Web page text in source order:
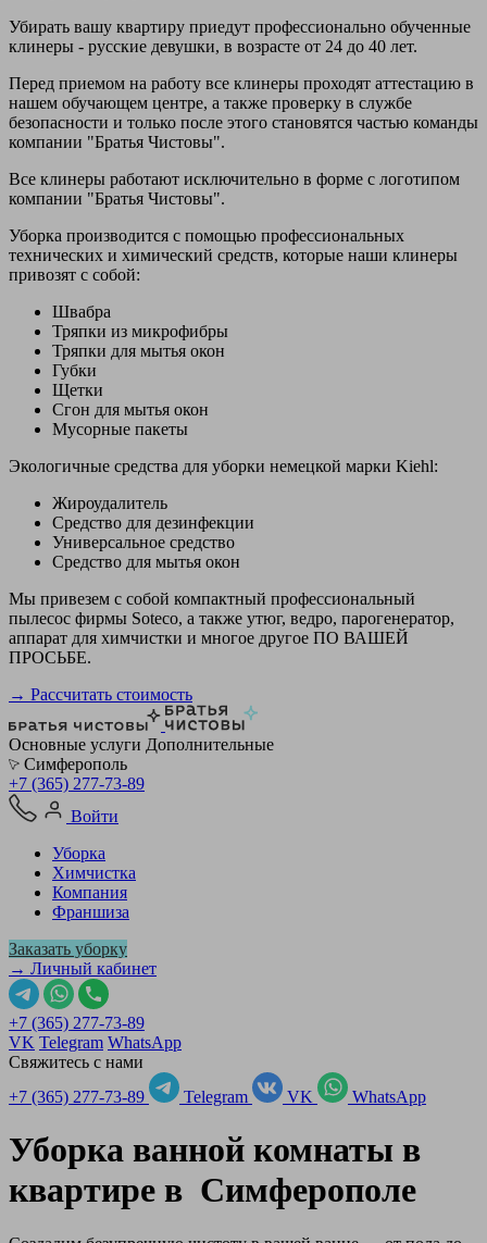
Убирать вашу квартиру приедут профессионально обученные
клинеры - русские девушки, в возрасте от 24 до 40 лет.
Перед приемом на работу все клинеры проходят аттестацию в
нашем обучающем центре, а также проверку в службе
безопасности и только после этого становятся частью команды
компании "Братья Чистовы".
Все клинеры работают исключительно в форме с логотипом
компании "Братья Чистовы".
Уборка производится с помощью профессиональных
технических и химический средств, которые наши клинеры
привозят с собой:
Швабра
Тряпки из микрофибры
Тряпки для мытья окон
Губки
Щетки
Сгон для мытья окон
Мусорные пакеты
Экологичные средства для уборки немецкой марки Kiehl:
Жироудалитель
Средство для дезинфекции
Универсальное средство
Средство для мытья окон
Мы привезем с собой компактный профессиональный
пылесос фирмы Soteco, а также утюг, ведро, парогенератор,
аппарат для химчистки и многое другое ПО ВАШЕЙ
ПРОСЬБЕ.
→ Рассчитать стоимость
Основные услуги Дополнительные
Симферополь
+7 (365) 277-73-89
Войти
Уборка
Химчистка
Компания
Франшиза
Заказать уборку
→ Личный кабинет
+7 (365) 277-73-89
VK Telegram WhatsApp
Свяжитесь с нами
+7 (365) 277-73-89
Telegram VK WhatsApp
Уборка ванной комнаты в
квартире в Симферополе